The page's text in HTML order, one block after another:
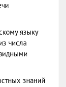
языку
числа
знаний